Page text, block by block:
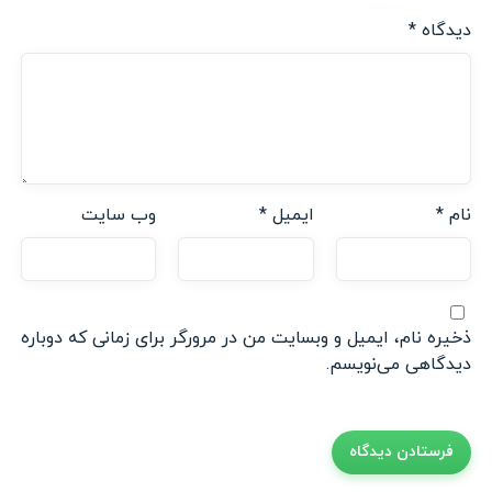
دیدگاه *
نام * ایمیل* وب‌ سایت
ذخیره نام، ایمیل و وبسایت من در مرورگر برای زمانی که دوباره
دیدگاهی می‌نویسم.